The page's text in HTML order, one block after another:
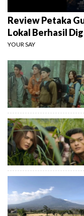
Review Petaka
Lokal Berhasil
YOUR SAY